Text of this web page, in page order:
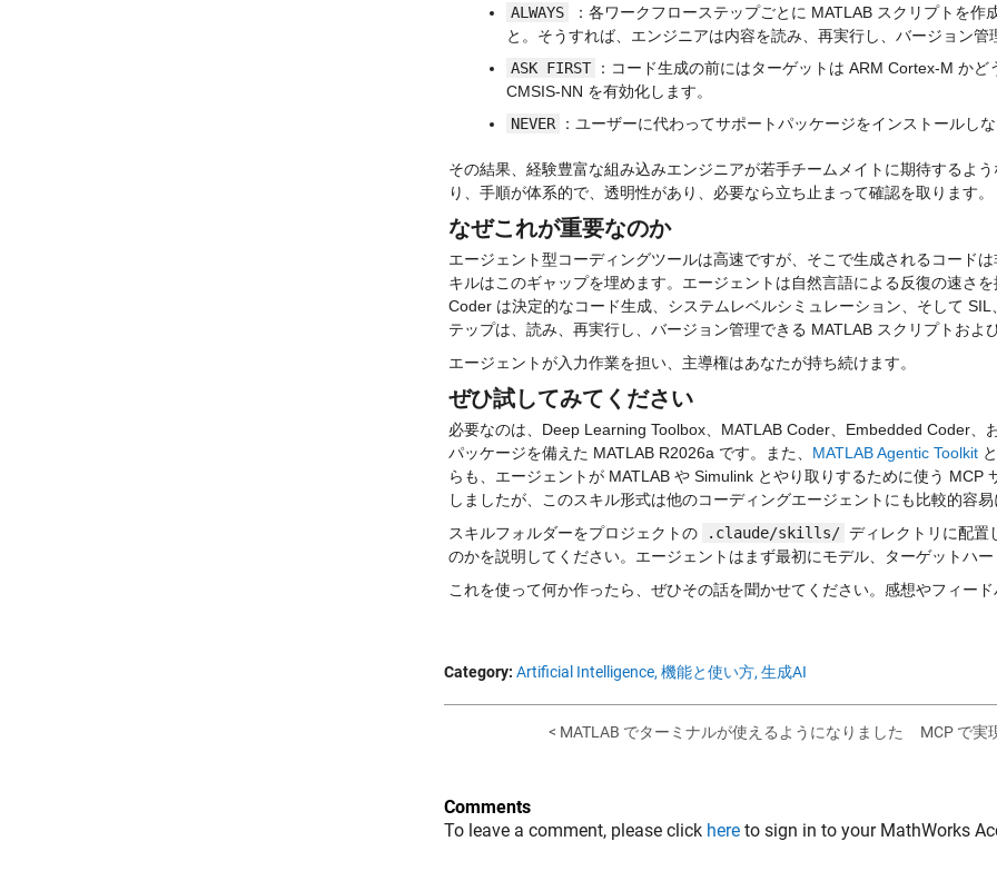
ALWAYS
：各ワークフローステップごとに MATLAB スクリプトを
と。そうすれば、エンジニアは内容を読み、再実行し、バージョン管
ASK FIRST
：コード生成の前にはターゲットは ARM Cortex-M か
CMSIS-NN を有効化します。
NEVER
：ユーザーに代わってサポートパッケージをインストールし
その結果、経験豊富な組み込みエンジニアが若手チームメイトに期待するよ
り、手順が体系的で、透明性があり、必要なら立ち止まって確認を取ります。
なぜこれが重要なのか
エージェント型コーディングツールは高速ですが、そこで生成されるコード
キルはこのギャップを埋めます。エージェントは自然言語による反復の速さ
Coder は決定的なコード生成、システムレベルシミュレーション、そして
テップは、読み、再実行し、バージョン管理できる MATLAB スクリプトおよ
エージェントが入力作業を担い、主導権はあなたが持ち続けます。
ぜひ試してみてください
必要なのは、Deep Learning Toolbox、MATLAB Coder、Embedded Coder、
パッケージを備えた MATLAB R2026a です。また、 MATLAB Agentic Toolkit
らも、エージェントが MATLAB や Simulink とやり取りするために使う
しましたが、このスキル形式は他のコーディングエージェントにも比較的容
スキルフォルダーをプロジェクトの
.claude/skills/ ディレクトリに配置
のかを説明してください。エージェントはまず最初にモデル、ターゲットハ
これを使って何か作ったら、ぜひその話を聞かせてください。感想やフィー
Category: Artificial Intelligence, 機能と使い方, 生成AI
< MATLAB でターミナルが使えるようになりました MCP で実
Comments
To leave a comment, please click here to sign in to your MathWorks